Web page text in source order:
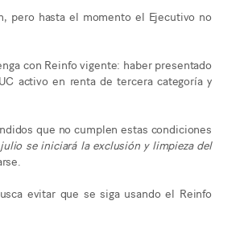
pero hasta el momento el Ejecutivo no
con Reinfo vigente: haber presentado
activo en renta de tercera categoría y
que no cumplen estas condiciones
se iniciará la exclusión y limpieza del
evitar que se siga usando el Reinfo